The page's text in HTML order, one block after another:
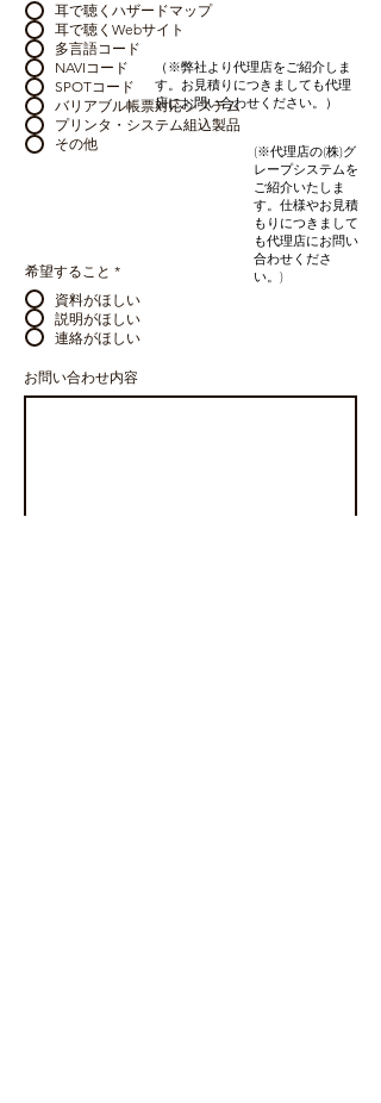
耳で聴くハザードマップ
耳で聴くWebサイト
多言語コード
NAVIコード
SPOTコード
バリアブル帳票対応システム
プリンタ・システム組込製品
その他
（※弊社より代理店をご紹介しま
す。お見積りにつきましても代理
店にお問い合わせください。）
(※代理店の(株)グ
レープシステムを
ご紹介いたしま
す。仕様やお見積
もりにつきまして
も代理店にお問い
合わせくださ
い。)
希望すること *
資料がほしい
説明がほしい
連絡がほしい
お問い合わせ内容